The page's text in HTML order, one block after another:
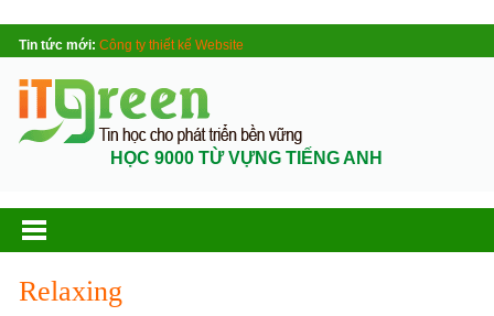
Tin tức mới: Công ty thiết kế Website
HỌC 9000 TỪ VỰNG TIẾNG ANH
Relaxing